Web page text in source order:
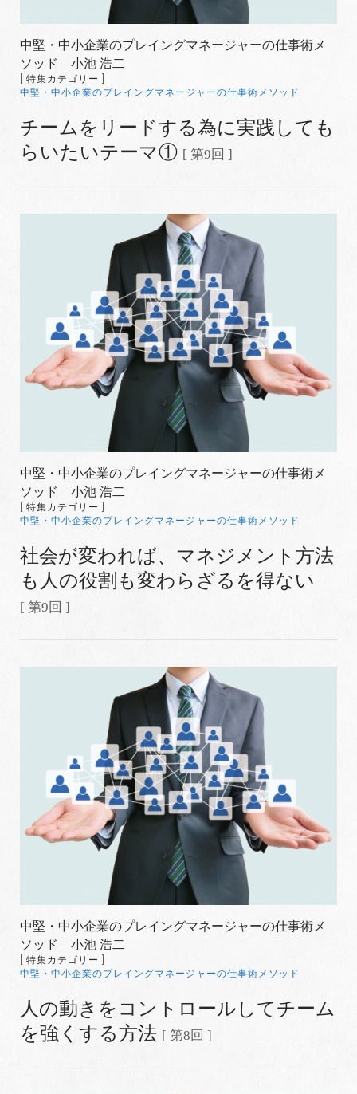
中堅・中小企業のプレイングマネージャーの仕事術メ
ソッド 小池 浩二
[ 特集カテゴリー ]
中堅・中小企業のプレイングマネージャーの仕事術メソッド
チームをリードする為に実践しても
らいたいテーマ① [ 第9回 ]
中堅・中小企業のプレイングマネージャーの仕事術メ
ソッド 小池 浩二
[ 特集カテゴリー ]
中堅・中小企業のプレイングマネージャーの仕事術メソッド
社会が変われば、マネジメント方法
も人の役割も変わらざるを得ない
[ 第9回 ]
中堅・中小企業のプレイングマネージャーの仕事術メ
ソッド 小池 浩二
[ 特集カテゴリー ]
中堅・中小企業のプレイングマネージャーの仕事術メソッド
人の動きをコントロールしてチーム
を強くする方法 [ 第8回 ]